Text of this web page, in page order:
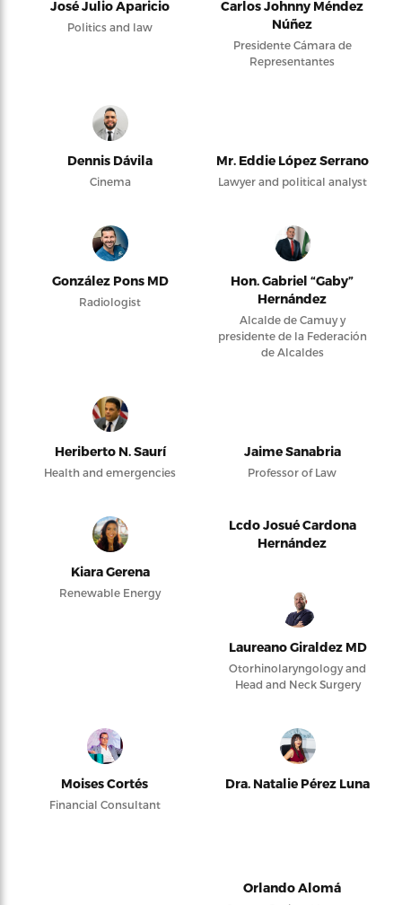
José Julio Aparicio
Politics and law
Carlos Johnny Méndez
Núñez
Presidente Cámara de
Representantes
Dennis Dávila
Cinema
Mr. Eddie López Serrano
Lawyer and political analyst
González Pons MD
Radiologist
Hon. Gabriel “Gaby”
Hernández
Alcalde de Camuy y
presidente de la Federación
de Alcaldes
Heriberto N. Saurí
Health and emergencies
Jaime Sanabria
Professor of Law
Kiara Gerena
Renewable Energy
Lcdo Josué Cardona
Hernández
Laureano Giraldez MD
Otorhinolaryngology and
Head and Neck Surgery
Moises Cortés
Financial Consultant
Dra. Natalie Pérez Luna
Orlando Alomá